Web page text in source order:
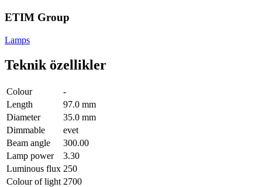
ETIM Group
Lamps
Teknik özellikler
Colour
-
Length
97.0 mm
Diameter
35.0 mm
Dimmable
evet
Beam angle
300.00
Lamp power
3.30
Luminous flux 250
Colour of light 2700